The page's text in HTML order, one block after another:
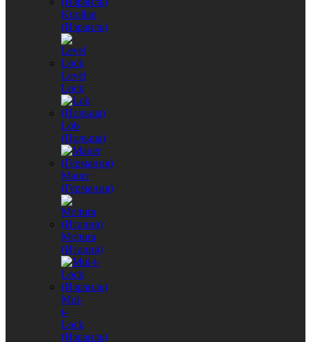
Knollan
(Израиль)
Level
Lock
Lob
(Польша)
Mauer
(Германия)
Mottura
(Италия)
Mul-
t-
Lock
(Израиль)